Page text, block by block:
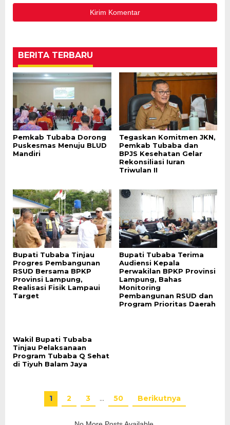
BERITA TERBARU
Pemkab Tubaba Dorong
Puskesmas Menuju BLUD
Mandiri
Tegaskan Komitmen JKN,
Pemkab Tubaba dan
BPJS Kesehatan Gelar
Rekonsiliasi Iuran
Triwulan II
Bupati Tubaba Tinjau
Progres Pembangunan
RSUD Bersama BPKP
Provinsi Lampung,
Realisasi Fisik Lampaui
Target
Bupati Tubaba Terima
Audiensi Kepala
Perwakilan BPKP Provinsi
Lampung, Bahas
Monitoring
Pembangunan RSUD dan
Program Prioritas Daerah
Wakil Bupati Tubaba
Tinjau Pelaksanaan
Program Tubaba Q Sehat
di Tiyuh Balam Jaya
1 2 3 … 50 Berikutnya